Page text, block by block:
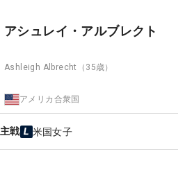
アシュレイ・アルブレクト
Ashleigh Albrecht （35歳）
アメリカ合衆国
主戦 米国女子